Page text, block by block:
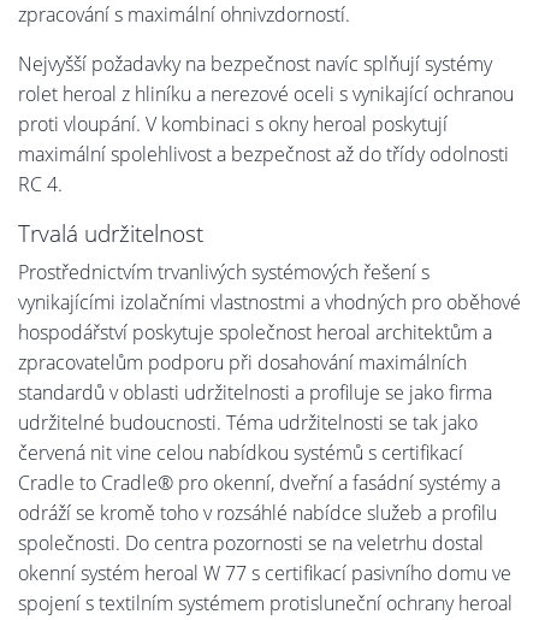
zpracování s maximální ohnivzdorností.
Nejvyšší požadavky na bezpečnost navíc splňují systémy
rolet heroal z hliníku a nerezové oceli s vynikající ochranou
proti vloupání. V kombinaci s okny heroal poskytují
maximální spolehlivost a bezpečnost až do třídy odolnosti
RC 4.
Trvalá udržitelnost
Prostřednictvím trvanlivých systémových řešení s
vynikajícími izolačními vlastnostmi a vhodných pro oběhové
hospodářství poskytuje společnost heroal architektům a
zpracovatelům podporu při dosahování maximálních
standardů v oblasti udržitelnosti a profiluje se jako firma
udržitelné budoucnosti. Téma udržitelnosti se tak jako
červená nit vine celou nabídkou systémů s certifikací
Cradle to Cradle® pro okenní, dveřní a fasádní systémy a
odráží se kromě toho v rozsáhlé nabídce služeb a profilu
společnosti. Do centra pozornosti se na veletrhu dostal
okenní systém heroal W 77 s certifikací pasivního domu ve
spojení s textilním systémem protisluneční ochrany heroal